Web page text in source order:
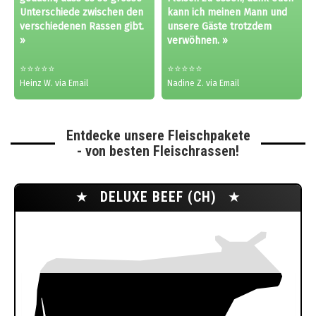
Unterschiede zwischen den
verschiedenen Rassen gibt.
»
⭐⭐⭐⭐⭐
Heinz W. via Email
kann ich meinen Mann und
unsere Gäste trotzdem
verwöhnen. »
⭐⭐⭐⭐⭐
Nadine Z. via Email
Entdecke unsere Fleischpakete
- von besten Fleischrassen!
★ DELUXE BEEF (CH) ★